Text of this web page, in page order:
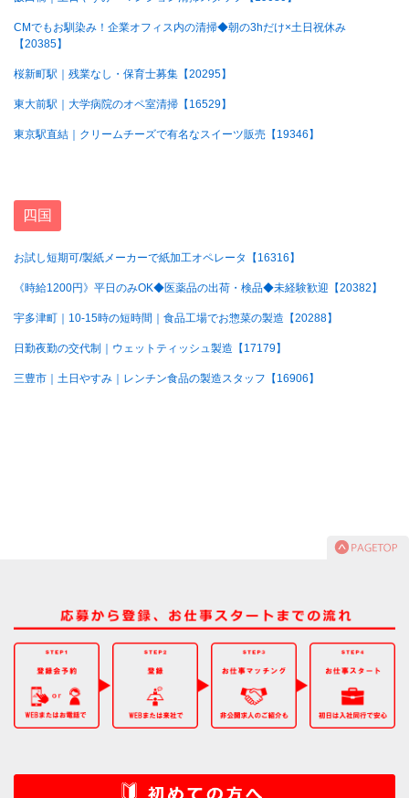
CMでもお馴染み！企業オフィス内の清掃◆朝の3hだけ×土日祝休み
【20385】
桜新町駅｜残業なし・保育士募集【20295】
東大前駅｜大学病院のオペ室清掃【16529】
東京駅直結｜クリームチーズで有名なスイーツ販売【19346】
四国
お試し短期可/製紙メーカーで紙加工オペレータ【16316】
《時給1200円》平日のみOK◆医薬品の出荷・検品◆未経験歓迎【20382】
宇多津町｜10-15時の短時間｜食品工場でお惣菜の製造【20288】
日勤夜勤の交代制｜ウェットティッシュ製造【17179】
三豊市｜土日やすみ｜レンチン食品の製造スタッフ【16906】